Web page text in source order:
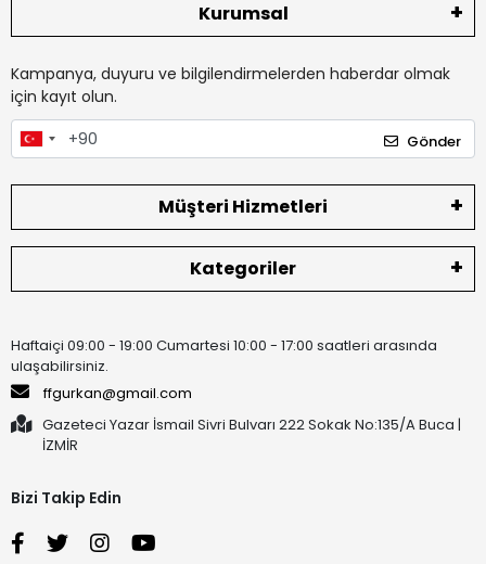
Kurumsal
Kampanya, duyuru ve bilgilendirmelerden haberdar olmak
için kayıt olun.
Gönder
Müşteri Hizmetleri
Kategoriler
Haftaiçi 09:00 - 19:00 Cumartesi 10:00 - 17:00 saatleri arasında
ulaşabilirsiniz.
ffgurkan@gmail.com
Gazeteci Yazar İsmail Sivri Bulvarı 222 Sokak No:135/A Buca |
İZMİR
Bizi Takip Edin